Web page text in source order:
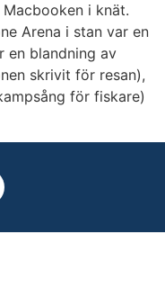
i knät.
Arena i stan var en
en blandning av
skrivit för resan),
för fiskare)